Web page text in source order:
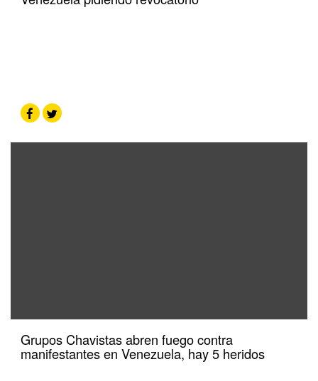
Grupos Chavistas abren fuego contra
manifestantes en Venezuela, hay 5 heridos